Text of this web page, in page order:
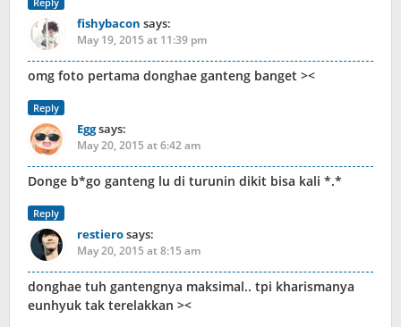
fishybacon says:
May 19, 2015 at 11:39 pm
omg foto pertama donghae ganteng banget ><
Reply
Eggsays:
May 20, 2015 at 6:42 am
Donge b*go ganteng lu di turunin dikit bisa kali *.*
Reply
restierosays:
May 20, 2015 at 8:15 am
donghae tuh gantengnya maksimal.. tpi kharismanya
eunhyuk tak terelakkan ><